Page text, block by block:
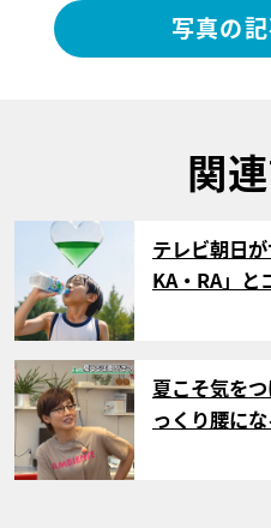
写真の
関
テレビ朝日
KA・RA」
サムネイル
夏こそ気を
っくり腰に